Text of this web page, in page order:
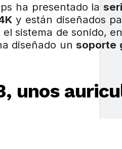
ha presentado la
y están diseñados
el sistema de sonido,
diseñado un soporte
unos